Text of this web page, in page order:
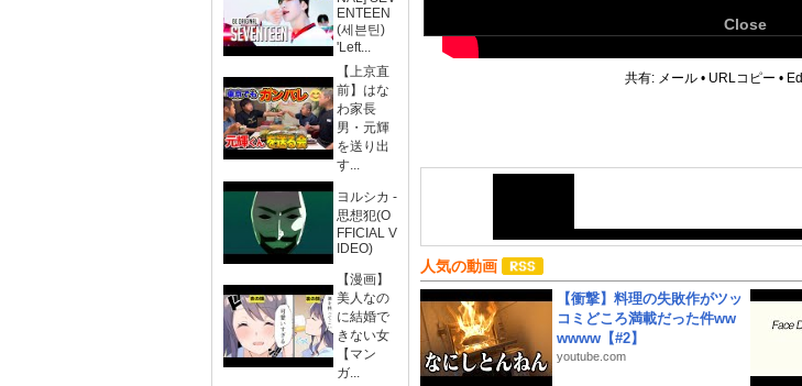
ENTEEN
(세븐틴)
'Left...
【上京直
前】はな
わ家長
男・元輝
を送り出
す...
ヨルシカ -
思想犯(O
FFICIAL V
IDEO)
【漫画】
美人なの
に結婚で
きない女
【マン
ガ...
Close
共有: メール • URLコピー •
人気の動画
【衝撃】料理の失敗作がツッ
コミどころ満載だった件ww
wwww【#2】
youtube.com